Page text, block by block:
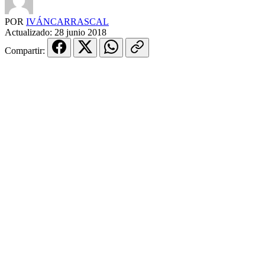
POR IVÁNCARRASCAL
Actualizado: 28 junio 2018
Compartir: